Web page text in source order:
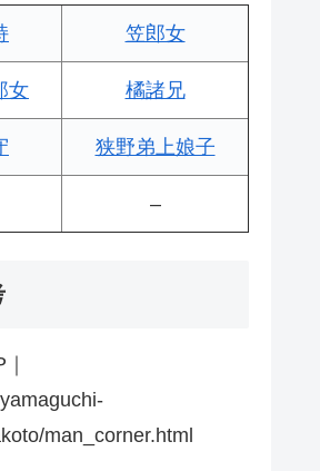
笠郎女
女 橘諸兄
狭野弟上娘子
–
man_corner.html